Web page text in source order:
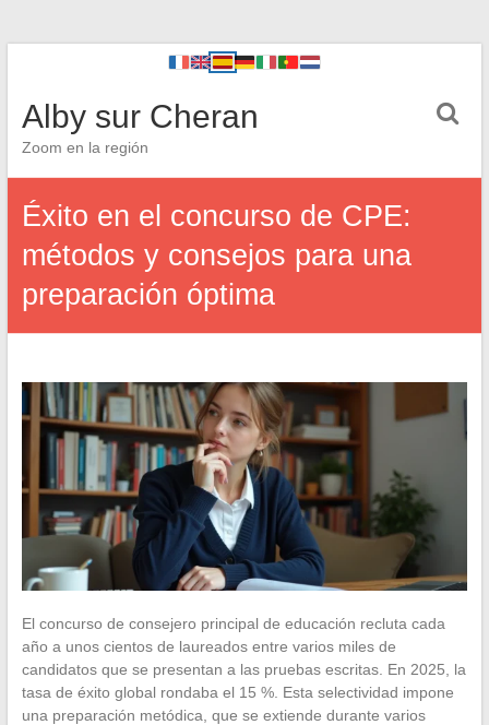
Alby sur Cheran
Zoom en la región
Éxito en el concurso de CPE:
métodos y consejos para una
preparación óptima
El concurso de consejero principal de educación recluta cada
año a unos cientos de laureados entre varios miles de
candidatos que se presentan a las pruebas escritas. En 2025, la
tasa de éxito global rondaba el 15 %. Esta selectividad impone
una preparación metódica, que se extiende durante varios